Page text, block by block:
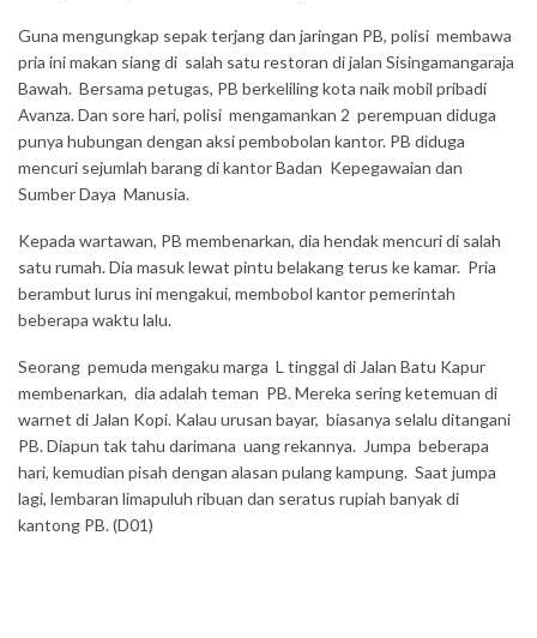
Guna mengungkap sepak terjang dan jaringan PB, polisi membawa
pria ini makan siang di salah satu restoran di jalan Sisingamangaraja
Bawah. Bersama petugas, PB berkeliling kota naik mobil pribadi
Avanza. Dan sore hari, polisi mengamankan 2 perempuan diduga
punya hubungan dengan aksi pembobolan kantor. PB diduga
mencuri sejumlah barang di kantor Badan Kepegawaian dan
Sumber Daya Manusia.
Kepada wartawan, PB membenarkan, dia hendak mencuri di salah
satu rumah. Dia masuk lewat pintu belakang terus ke kamar. Pria
berambut lurus ini mengakui, membobol kantor pemerintah
beberapa waktu lalu.
Seorang pemuda mengaku marga L tinggal di Jalan Batu Kapur
membenarkan, dia adalah teman PB. Mereka sering ketemuan di
warnet di Jalan Kopi. Kalau urusan bayar, biasanya selalu ditangani
PB. Diapun tak tahu darimana uang rekannya. Jumpa beberapa
hari, kemudian pisah dengan alasan pulang kampung. Saat jumpa
lagi, lembaran limapuluh ribuan dan seratus rupiah banyak di
kantong PB. (D01)